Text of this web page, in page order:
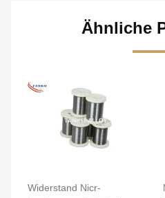
Ähnliche
Widerstand Nicr-